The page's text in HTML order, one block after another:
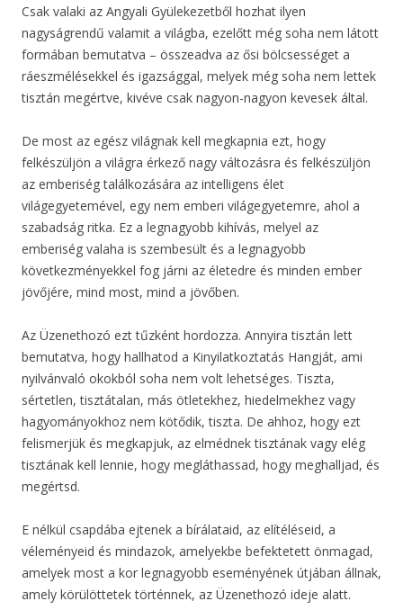
Csak valaki az Angyali Gyülekezetből hozhat ilyen
nagyságrendű valamit a világba, ezelőtt még soha nem látott
formában bemutatva – összeadva az ősi bölcsességet a
ráeszmélésekkel és igazsággal, melyek még soha nem lettek
tisztán megértve, kivéve csak nagyon-nagyon kevesek által.
De most az egész világnak kell megkapnia ezt, hogy
felkészüljön a világra érkező nagy változásra és felkészüljön
az emberiség találkozására az intelligens élet
világegyetemével, egy nem emberi világegyetemre, ahol a
szabadság ritka. Ez a legnagyobb kihívás, melyel az
emberiség valaha is szembesült és a legnagyobb
következményekkel fog járni az életedre és minden ember
jövőjére, mind most, mind a jövőben.
Az Üzenethozó ezt tűzként hordozza. Annyira tisztán lett
bemutatva, hogy hallhatod a Kinyilatkoztatás Hangját, ami
nyilvánvaló okokból soha nem volt lehetséges. Tiszta,
sértetlen, tisztátalan, más ötletekhez, hiedelmekhez vagy
hagyományokhoz nem kötődik, tiszta. De ahhoz, hogy ezt
felismerjük és megkapjuk, az elmédnek tisztának vagy elég
tisztának kell lennie, hogy megláthassad, hogy meghalljad, és
megértsd.
E nélkül csapdába ejtenek a bírálataid, az elítéléseid, a
véleményeid és mindazok, amelyekbe befektetett önmagad,
amelyek most a kor legnagyobb eseményének útjában állnak,
amely körülöttetek történnek, az Üzenethozó ideje alatt.